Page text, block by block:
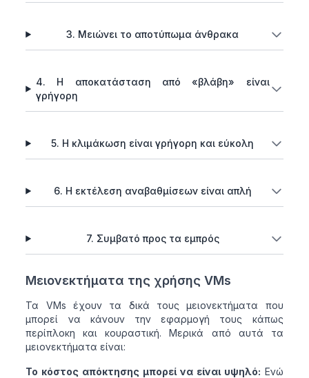
3. Μειώνει το αποτύπωμα άνθρακα
4. Η αποκατάσταση από «βλάβη» είναι
γρήγορη
5. Η κλιμάκωση είναι γρήγορη και εύκολη
6. Η εκτέλεση αναβαθμίσεων είναι απλή
7. Συμβατό προς τα εμπρός
Μειονεκτήματα της χρήσης VMs
Τα VMs έχουν τα δικά τους μειονεκτήματα που
μπορεί να κάνουν την εφαρμογή τους κάπως
περίπλοκη και κουραστική. Μερικά από αυτά τα
μειονεκτήματα είναι:
Το κόστος απόκτησης μπορεί να είναι υψηλό: Ενώ